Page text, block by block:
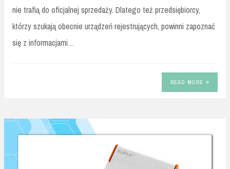
nie trafią do oficjalnej sprzedaży. Dlatego też przedsiębiorcy,
którzy szukają obecnie urządzeń rejestrujących, powinni zapoznać
się z informacjami…
READ MORE